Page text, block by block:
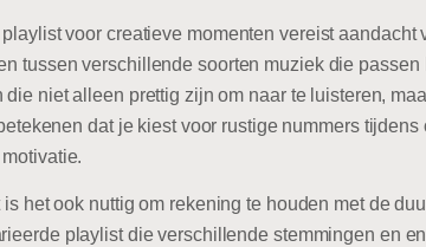
voor creatieve momenten vereist
tussen verschillende soorten muziek die
niet alleen prettig zijn om naar te luisteren,
dat je kiest voor rustige nummers
het ook nuttig om rekening te houden met de
playlist die verschillende stemmingen en